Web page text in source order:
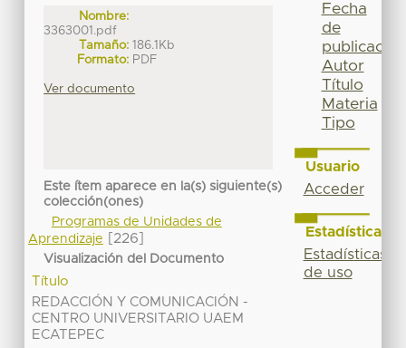
Nombre:
3363001.pdf
Tamaño: 186.1Kb
Formato: PDF
Ver documento
Este ítem aparece en la(s) siguiente(s)
colección(ones)
Programas de Unidades de
Aprendizaje
[226]
Visualización del Documento
Título
REDACCIÓN Y COMUNICACIÓN -
CENTRO UNIVERSITARIO UAEM
ECATEPEC
Fecha
de
publicación
Autor
Título
Materia
Tipo
Usuario
Acceder
Estadísticas
Estadísticas
de uso